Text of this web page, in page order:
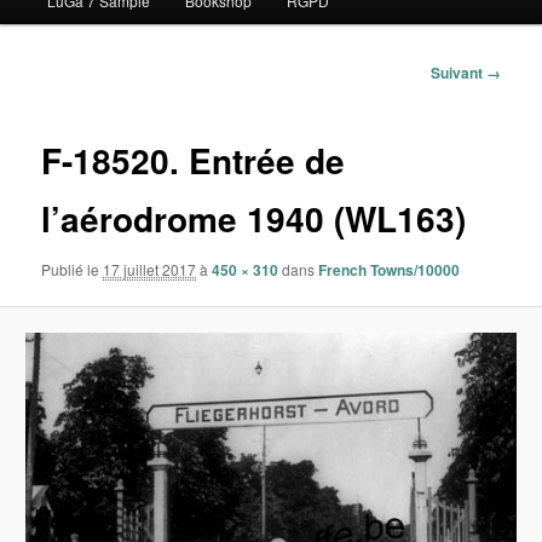
contenu
Navigation
Suivant →
F-18520. Entrée de
l’aérodrome 1940 (WL163)
Publié le 17 juillet 2017à450 × 310dans French Towns/10000